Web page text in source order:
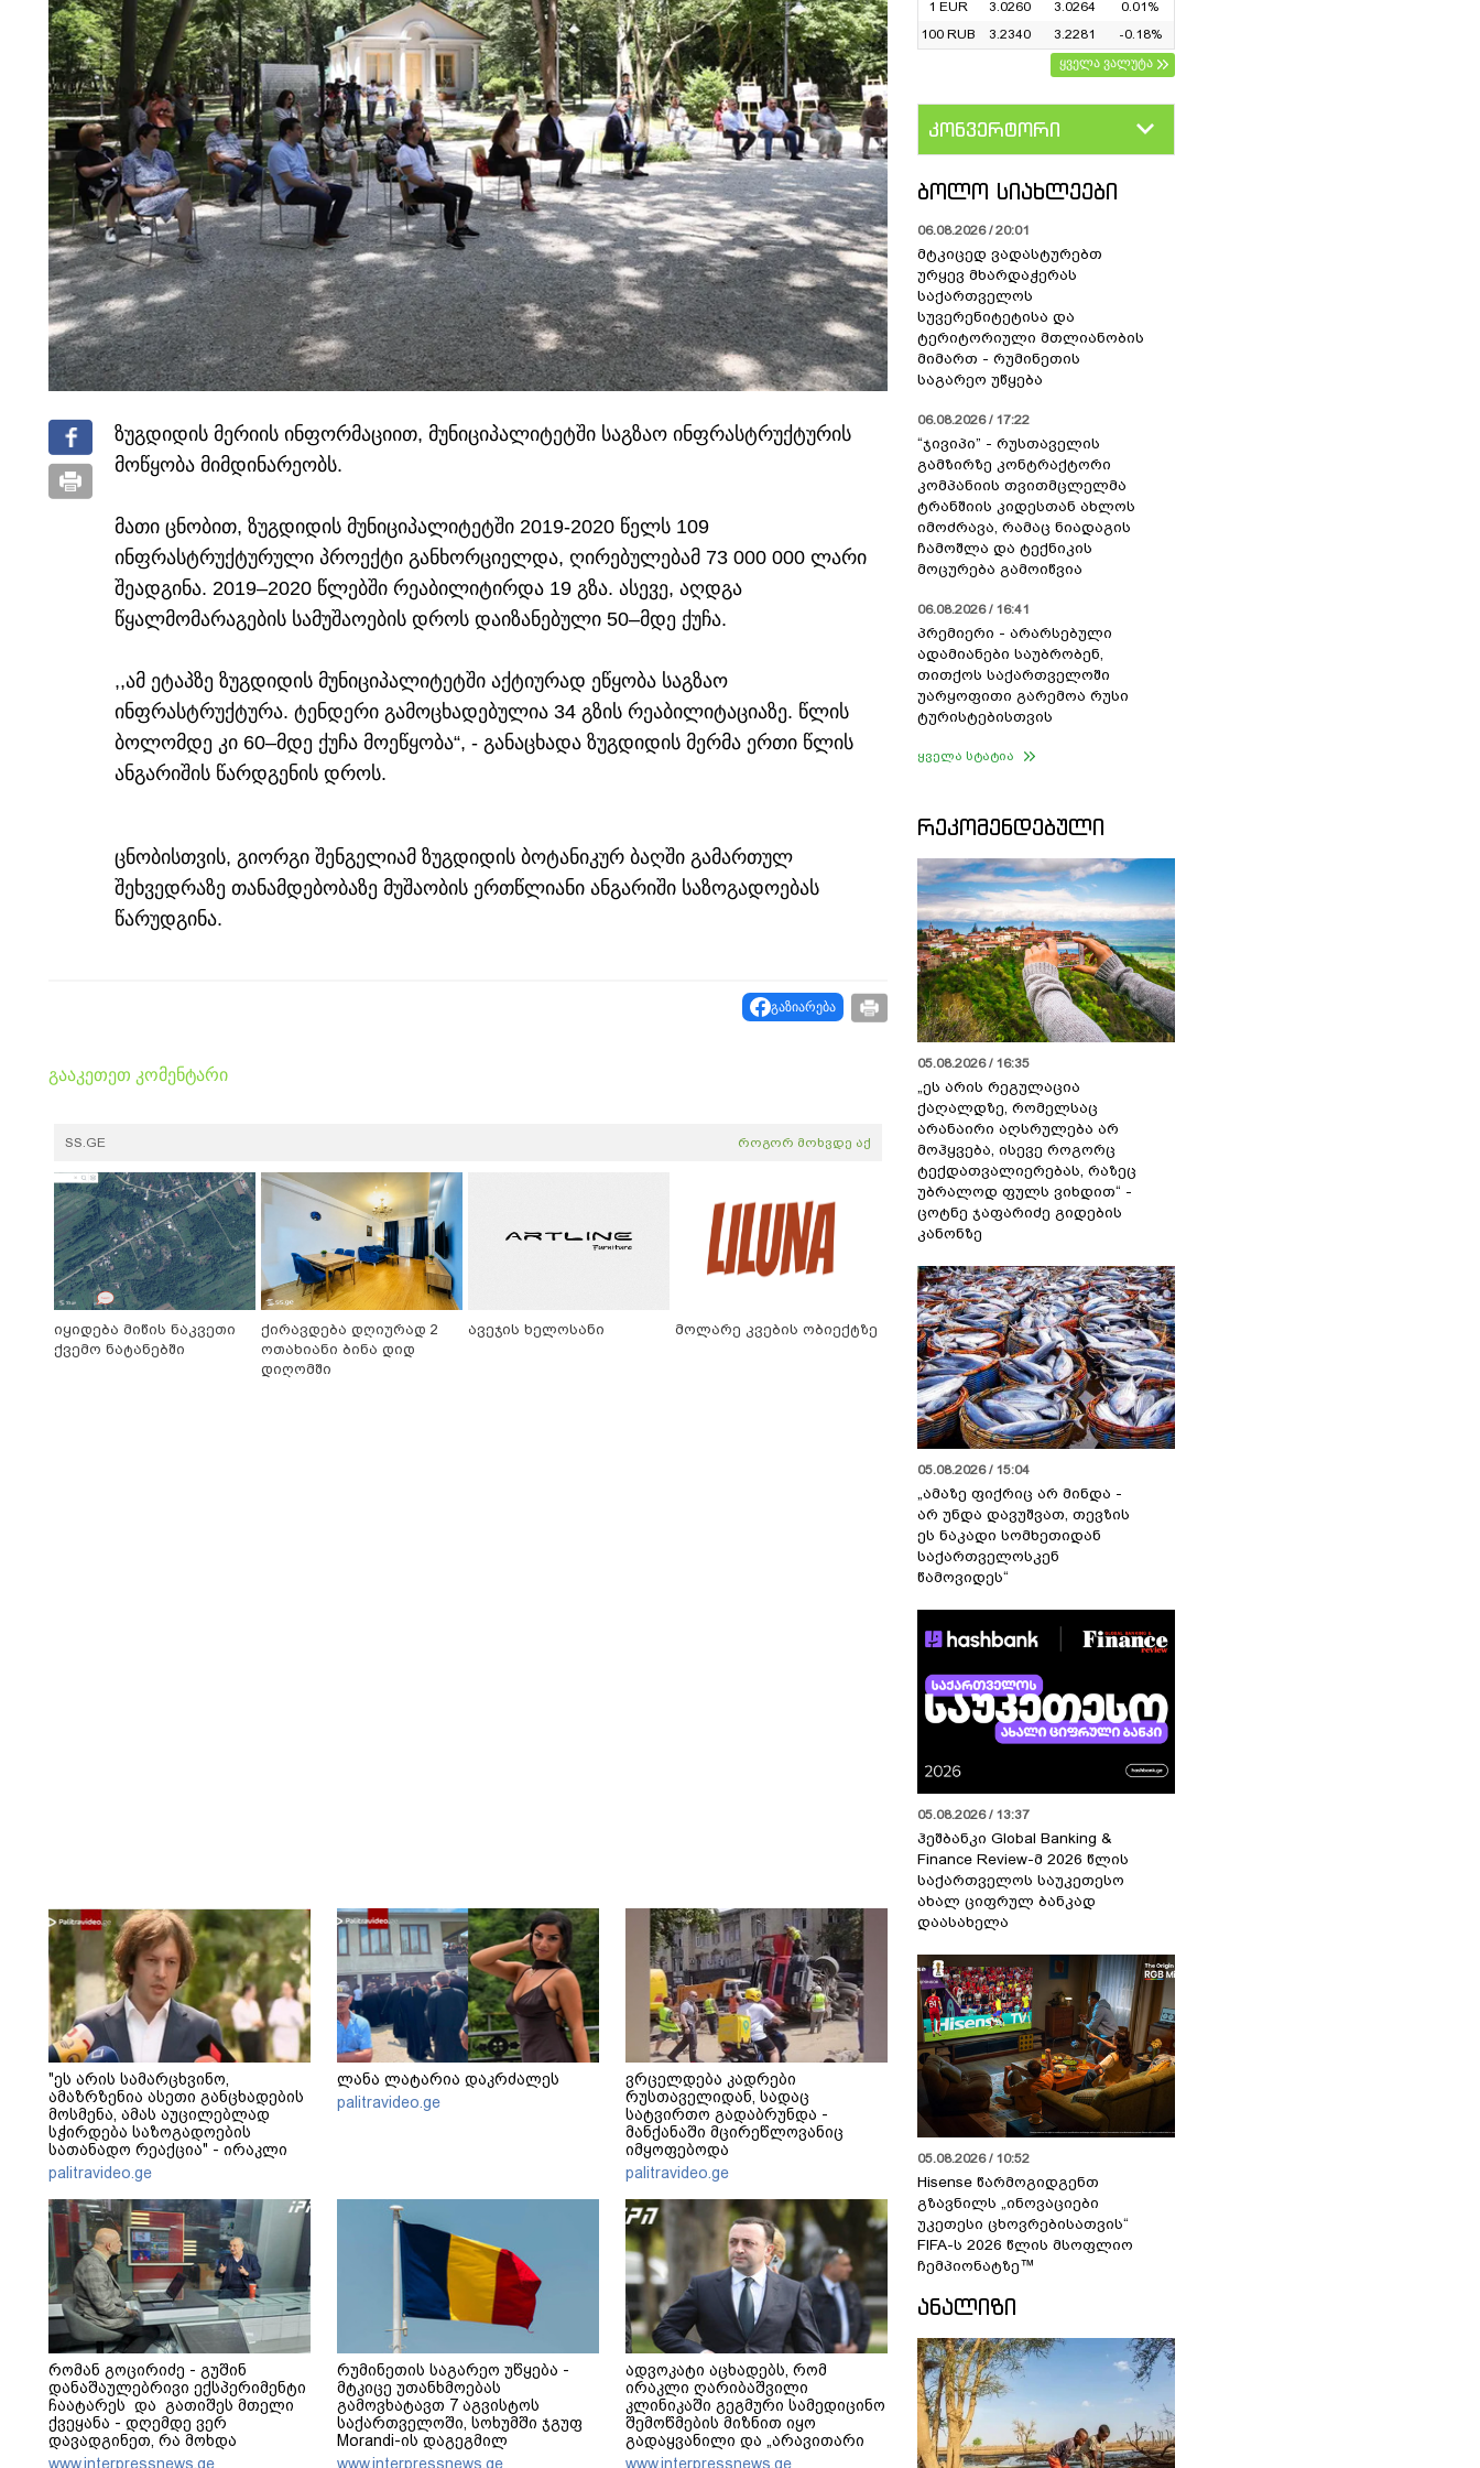
ზუგდიდის მერიის ინფორმაციით, მუნიციპალიტეტში საგზაო ინფრასტრუქტურის
მოწყობა მიმდინარეობს.
მათი ცნობით, ზუგდიდის მუნიციპალიტეტში 2019-2020 წელს 109
ინფრასტრუქტურული პროექტი განხორციელდა, ღირებულებამ 73 000 000 ლარი
შეადგინა. 2019–2020 წლებში რეაბილიტირდა 19 გზა. ასევე, აღდგა
წყალმომარაგების სამუშაოების დროს დაიზანებული 50–მდე ქუჩა.
,,ამ ეტაპზე ზუგდიდის მუნიციპალიტეტში აქტიურად ეწყობა საგზაო
ინფრასტრუქტურა. ტენდერი გამოცხადებულია 34 გზის რეაბილიტაციაზე. წლის
ბოლომდე კი 60–მდე ქუჩა მოეწყობა“, - განაცხადა ზუგდიდის მერმა ერთი წლის
ანგარიშის წარდგენის დროს.
ცნობისთვის, გიორგი შენგელიამ ზუგდიდის ბოტანიკურ ბაღში გამართულ
შეხვედრაზე თანამდებობაზე მუშაობის ერთწლიანი ანგარიში საზოგადოებას
წარუდგინა.
გაზიარება
გააკეთეთ კომენტარი
SS.GE როგორ მოხვდე აქ
იყიდება მიწის ნაკვეთი
ქვემო ნატანებში
ქირავდება დღიურად 2
ოთახიანი ბინა დიდ
დიღომში
ავეჯის ხელოსანი მოლარე კვების ობიექტზე
"ეს არის სამარცხვინო,
ამაზრზენია ასეთი განცხადების
მოსმენა, ამას აუცილებლად
სჭირდება საზოგადოების
სათანადო რეაქცია" - ირაკლი
კობახიძე
palitravideo.ge
ლანა ლატარია დაკრძალეს
palitravideo.ge
ვრცელდება კადრები
რუსთაველიდან, სადაც
სატვირთო გადაბრუნდა -
მანქანაში მცირეწლოვანიც
იმყოფებოდა
palitravideo.ge
რომან გოცირიძე - გუშინ
დანაშაულებრივი ექსპერიმენტი
ჩაატარეს და გათიშეს მთელი
ქვეყანა - დღემდე ვერ
დავადგინეთ, რა მოხდა
ელექტროენერგიის პირველი
www.interpressnews.ge
რუმინეთის საგარეო უწყება -
მტკიცე უთანხმოებას
გამოვხატავთ 7 აგვისტოს
საქართველოში, სოხუმში ჯგუფ
Morandi-ის დაგეგმილ
გამოსვლასთან დაკავშირებით -
www.interpressnews.ge
ადვოკატი აცხადებს, რომ
ირაკლი ღარიბაშვილი
კლინიკაში გეგმური სამედიცინო
შემოწმების მიზნით იყო
გადაყვანილი და „არავითარი
საპანიკო“ არ ყოფილა
www.interpressnews.ge
1 EUR
3.0260 3.0264
0.01%
100 RUB
3.2340 3.2281
-0.18%
ყველა ვალუტა
კონვერტორი
ᲑᲝᲚᲝ ᲡᲘᲐᲮᲚᲔᲔᲑᲘ
06.08.2026 / 20:01
მტკიცედ ვადასტურებთ
ურყევ მხარდაჭერას
საქართველოს
სუვერენიტეტისა და
ტერიტორიული მთლიანობის
მიმართ - რუმინეთის
საგარეო უწყება
06.08.2026 / 17:22
“ჯივიპი” - რუსთაველის
გამზირზე კონტრაქტორი
კომპანიის თვითმცლელმა
ტრანშიის კიდესთან ახლოს
იმოძრავა, რამაც ნიადაგის
ჩამოშლა და ტექნიკის
მოცურება გამოიწვია
06.08.2026 / 16:41
პრემიერი - არარსებული
ადამიანები საუბრობენ,
თითქოს საქართველოში
უარყოფითი გარემოა რუსი
ტურისტებისთვის
ყველა სტატია
ᲠᲔᲙᲝᲛᲔᲜᲓᲔᲑᲣᲚᲘ
05.08.2026 / 16:35
„ეს არის რეგულაცია
ქაღალდზე, რომელსაც
არანაირი აღსრულება არ
მოჰყვება, ისევე როგორც
ტექდათვალიერებას, რაზეც
უბრალოდ ფულს ვიხდით“ -
ცოტნე ჯაფარიძე გიდების
კანონზე
05.08.2026 / 15:04
„ამაზე ფიქრიც არ მინდა -
არ უნდა დავუშვათ, თევზის
ეს ნაკადი სომხეთიდან
საქართველოსკენ
წამოვიდეს“
05.08.2026 / 13:37
ჰეშბანკი Global Banking &
Finance Review-მ 2026 წლის
საქართველოს საუკეთესო
ახალ ციფრულ ბანკად
დაასახელა
05.08.2026 / 10:52
Hisense წარმოგიდგენთ
გზავნილს „ინოვაციები
უკეთესი ცხოვრებისათვის“
FIFA-ს 2026 წლის მსოფლიო
ჩემპიონატზე™
ᲐᲜᲐᲚᲘᲖᲘ